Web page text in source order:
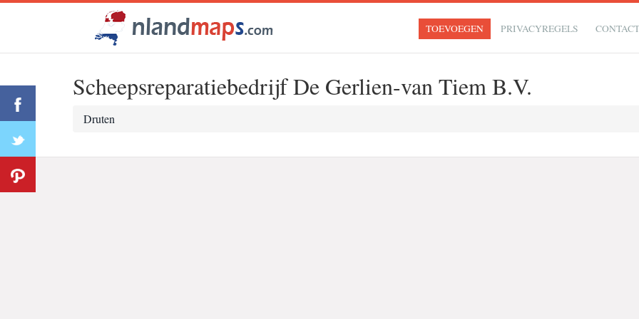
TOEVOEGEN PRIVACYREGELS
Scheepsreparatiebedrijf De Gerlien-van Tiem B.V.
Druten